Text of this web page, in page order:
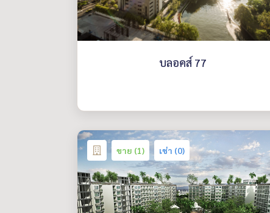
บลอคส์ 77
ขาย (1) เช่า (0)